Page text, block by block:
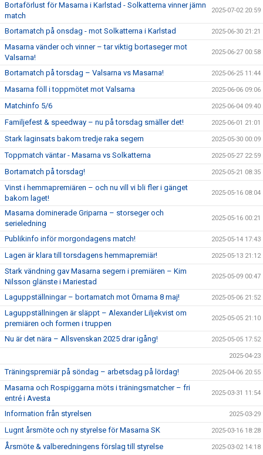
Bortaförlust för Masarna i Karlstad - Solkatterna vinner jämn
match
2025-07-02 20:59
Bortamatch på onsdag - mot Solkatterna i Karlstad 2025-06-30 21:21
Masarna vänder och vinner – tar viktig bortaseger mot
Valsarna!
2025-06-27 00:58
Bortamatch på torsdag – Valsarna vs Masarna! 2025-06-25 11:44
Masarna föll i toppmötet mot Valsarna 2025-06-06 09:06
Matchinfo 5/6 2025-06-04 09:40
Familjefest & speedway – nu på torsdag smäller det! 2025-06-01 21:01
Stark laginsats bakom tredje raka segern 2025-05-30 00:09
Toppmatch väntar - Masarna vs Solkatterna 2025-05-27 22:59
Bortamatch på torsdag! 2025-05-21 08:35
Vinst i hemmapremiären – och nu vill vi bli fler i gänget
bakom laget!
2025-05-16 08:04
Masarna dominerade Griparna – storseger och
serieledning
2025-05-16 00:21
Publikinfo inför morgondagens match! 2025-05-14 17:43
Lagen är klara till torsdagens hemmapremiär! 2025-05-13 21:12
Stark vändning gav Masarna segern i premiären – Kim
Nilsson glänste i Mariestad
2025-05-09 00:47
Laguppställningar – bortamatch mot Örnarna 8 maj! 2025-05-06 21:52
Laguppställningen är släppt – Alexander Liljekvist om
premiären och formen i truppen
2025-05-05 21:10
Nu är det nära – Allsvenskan 2025 drar igång! 2025-05-05 17:52
2025-04-23
Träningspremiär på söndag – arbetsdag på lördag! 2025-04-06 20:55
Masarna och Rospiggarna möts i träningsmatcher – fri
entré i Avesta
2025-03-31 11:54
Information från styrelsen 2025-03-29
Lugnt årsmöte och ny styrelse för Masarna SK 2025-03-16 18:28
Årsmöte & valberedningens förslag till styrelse 2025-03-02 14:18